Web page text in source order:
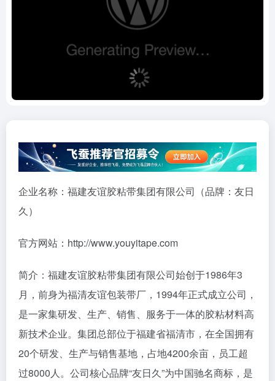
企业名称：福建友谊胶粘带集团有限公司（品牌：友日
久）
官方网站：http://www.youyitape.com
简介：福建友谊胶粘带集团有限公司始创于1986年3
月，前身为福清友谊包装带厂，1994年正式成立公司，
是一家集研发、生产、销售、服务于一体的胶粘材料高
新技术企业。集团总部位于福建省福清市，在全国拥有
20个研发、生产与销售基地，占地4200余亩，员工超
过8000人。公司核心品牌“友日久”为中国驰名商标，是